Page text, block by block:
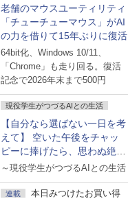
老舗のマウスユーティリティ
「チューチューマウス」がAI
の力を借りて15年ぶりに復活
64bit化、Windows 10/11、
「Chrome」も走り回る。復活
記念で2026年末まで500円
現役学生がつづるAIとの生活
【自分なら選ばない一日を考
えて】 空いた午後をチャッ
ピーに捧げたら、思わぬ絶景
に出会った話
～現役学生がつづるAIとの生活
連載
本日みつけたお買い得